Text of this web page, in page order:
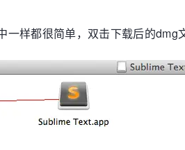
一样都很简单，双击下载后的